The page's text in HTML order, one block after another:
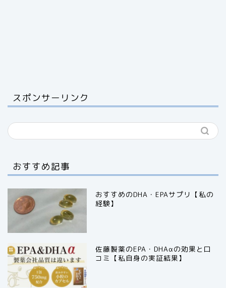
スポンサーリンク
おすすめ記事
おすすめのDHA・EPAサプリ【私の
経験】
佐藤製薬のEPA・DHAαの効果と口
コミ【私自身の実証結果】